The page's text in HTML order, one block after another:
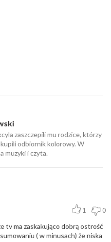
zaszczepili mu rodzice, którzy
odbiornik kolorowy. W
muzyki i czyta.
1 0
tv ma zaskakująco dobrą ostrość
( w minusach) że niska